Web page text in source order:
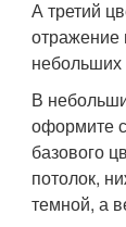
А третий
отражение
небольших
В
оформите
базового
потолок,
темной, а